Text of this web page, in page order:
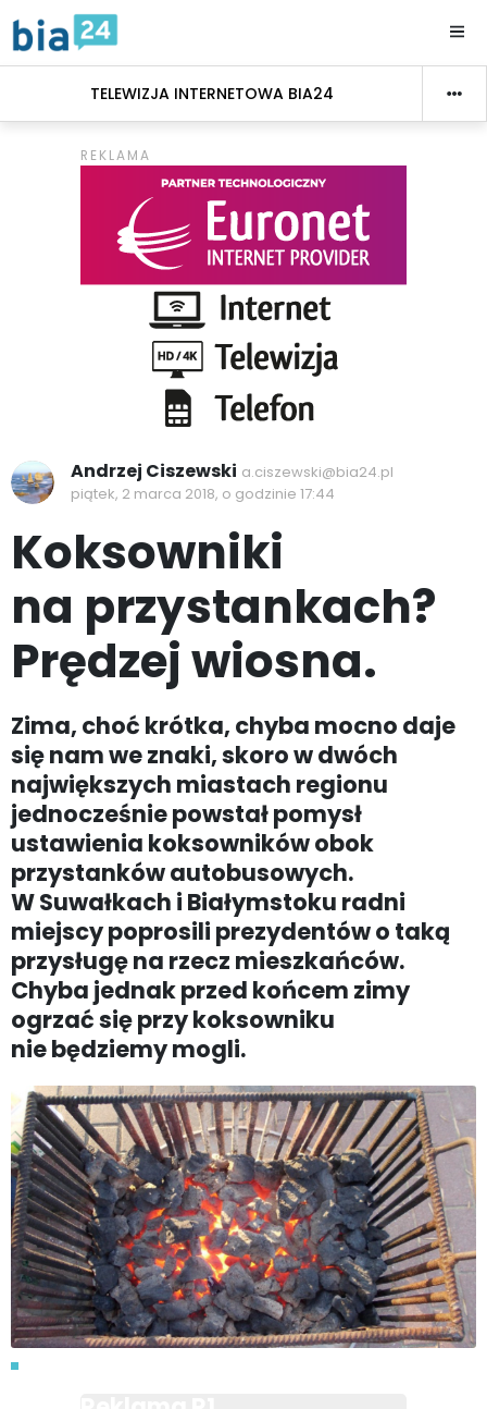
TELEWIZJA INTERNETOWA BIA24
Andrzej Ciszewski a.ciszewski@bia24.pl
piątek, 2 marca 2018, o godzinie 17:44
Koksowniki
na przystankach?
Prędzej wiosna.
Zima, choć krótka, chyba mocno daje
się nam we znaki, skoro w dwóch
największych miastach regionu
jednocześnie powstał pomysł
ustawienia koksowników obok
przystanków autobusowych.
W Suwałkach i Białymstoku radni
miejscy poprosili prezydentów o taką
przysługę na rzecz mieszkańców.
Chyba jednak przed końcem zimy
ogrzać się przy koksowniku
nie będziemy mogli.